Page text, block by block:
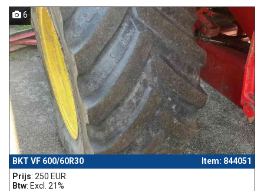
6
BKT VF 600/60R30
Item: 844051
Prijs: 250 EUR
Btw: Excl. 21%